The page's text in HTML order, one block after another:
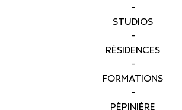
-
STUDIOS
-
RÉSIDENCES
-
FORMATIONS
-
PÉPINIÈRE